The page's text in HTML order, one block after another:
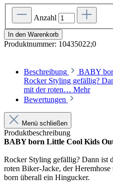
Anzahl
In den Warenkorb
Produktnummer: 10435022;0
Beschreibung
BABY
Rocker Styling gefällig?
mit der roten… Mehr
Bewertungen
Menü schließen
Produktbeschreibung
BABY born Little Cool Kids
Rocker Styling gefällig? Dann ist
roten Biker-Jacke, der
born überall ein Hingucker.